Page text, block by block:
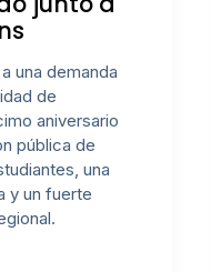
una demanda
de
aniversario
pública de
una
y un fuerte